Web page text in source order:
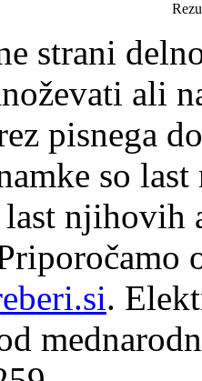
strani
ali
pisnega
so
njihovih
.